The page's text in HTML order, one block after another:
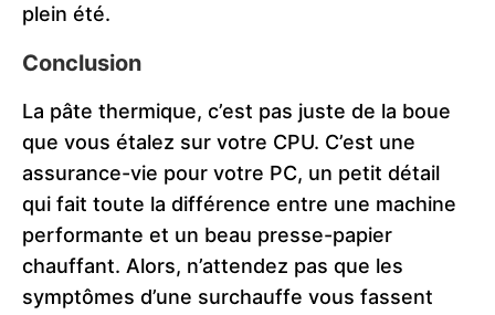
plein été.
Conclusion
La pâte thermique, c’est pas juste de la boue
que vous étalez sur votre CPU. C’est une
assurance-vie pour votre PC, un petit détail
qui fait toute la différence entre une machine
performante et un beau presse-papier
chauffant. Alors, n’attendez pas que les
symptômes d’une surchauffe vous fassent